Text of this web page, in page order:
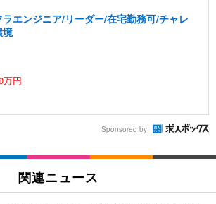
エンジニア/リーダー/在宅勤務可/チャレ
境
万円
Sponsored by
関連ニュース